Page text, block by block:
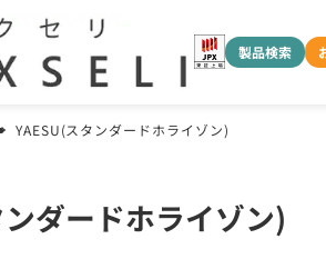
製品検索
YAESU(スタンダードホライゾン)
ダードホライゾン)